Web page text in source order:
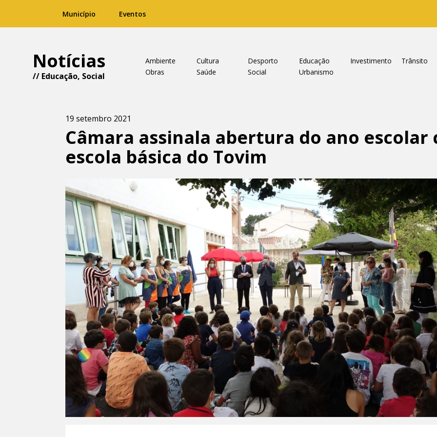
Município Eventos
Notícias
// Educação, Social
Ambiente Cultura Desporto Educação Investimento
Trânsito
Obras
Saúde Social Urbanismo
19 setembro 2021
Câmara assinala abertura do ano escolar
escola básica do Tovim